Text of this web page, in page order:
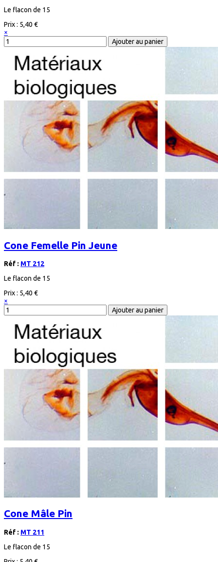
Le flacon de 15
Prix : 5,40 €
×
Cone Femelle Pin Jeune
Réf : MT 212
Le flacon de 15
Prix : 5,40 €
×
Cone Mâle Pin
Réf : MT 211
Le flacon de 15